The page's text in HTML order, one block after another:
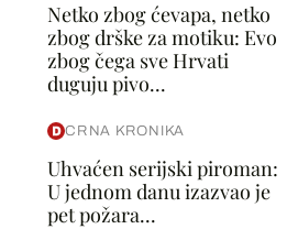
Netko zbog ćevapa, netko
zbog drške za motiku: Evo
zbog čega sve Hrvati
duguju pivo...
CRNA KRONIKA
Uhvaćen serijski piroman:
U jednom danu izazvao je
pet požara...